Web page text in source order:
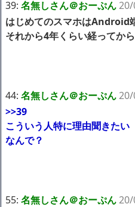
39: 名無しさん＠おーぷん20/
はじめてのスマホはAndroid
それから4年くらい経ってか
44: 名無しさん＠おーぷん
>>39
こういう人特に理由聞きたい
なんで？
55: 名無しさん＠おーぷん20/